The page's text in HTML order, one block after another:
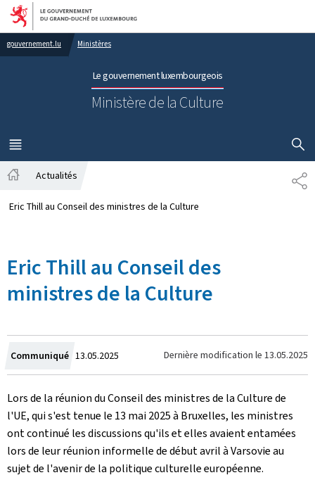
Aller au menu principal
Aller au contenu
gouvernement.lu Ministères
Le gouvernement luxembourgeois
Ministère de la Culture
MENU
PRINCIPAL
Actualités
Eric Thill au Conseil des ministres de la Culture
Eric Thill au Conseil des
ministres de la Culture
Communiqué Crée
le
13.05.2025 Dernière modification le 13.05.2025
Lors de la réunion du Conseil des ministres de la Culture de
l'UE, qui s'est tenue le 13 mai 2025 à Bruxelles, les ministres
ont continué les discussions qu'ils et elles avaient entamées
lors de leur réunion informelle de début avril à Varsovie au
sujet de l'avenir de la politique culturelle européenne.